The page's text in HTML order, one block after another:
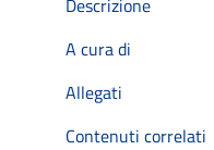
A cura di
Allegati
Contenuti correlati